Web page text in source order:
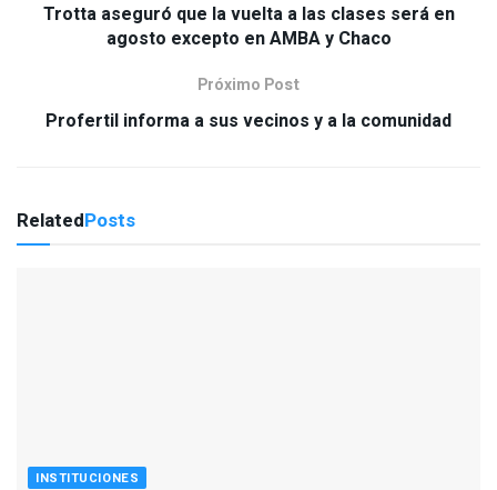
Trotta aseguró que la vuelta a las clases será en
agosto excepto en AMBA y Chaco
Próximo Post
Profertil informa a sus vecinos y a la comunidad
RelatedPosts
INSTITUCIONES